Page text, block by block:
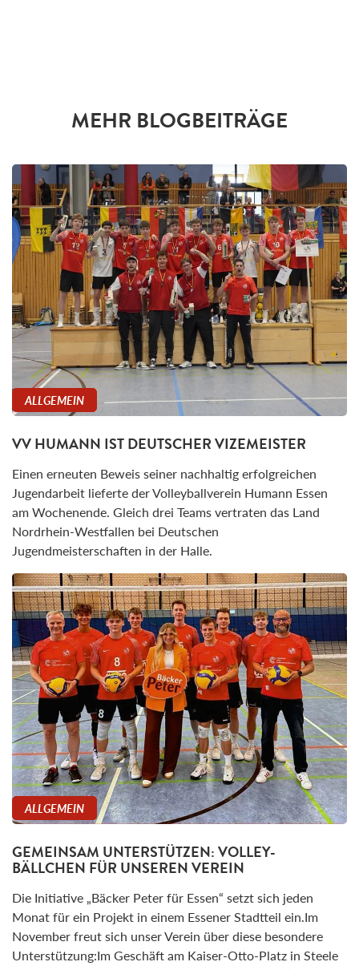
MEHR BLOGBEITRÄGE
ALLGEMEIN
VV HUMANN IST DEUTSCHER VIZEMEISTER
Einen erneuten Beweis seiner nachhaltig erfolgreichen
Jugendarbeit lieferte der Volleyballverein Humann Essen
am Wochenende. Gleich drei Teams vertraten das Land
Nordrhein-Westfallen bei Deutschen
Jugendmeisterschaften in der Halle.
ALLGEMEIN
GEMEINSAM UNTERSTÜTZEN: VOLLEY-
BÄLLCHEN FÜR UNSEREN VEREIN
Die Initiative „Bäcker Peter für Essen“ setzt sich jeden
Monat für ein Projekt in einem Essener Stadtteil ein.Im
November freut sich unser Verein über diese besondere
Unterstützung:Im Geschäft am Kaiser-Otto-Platz in Steele